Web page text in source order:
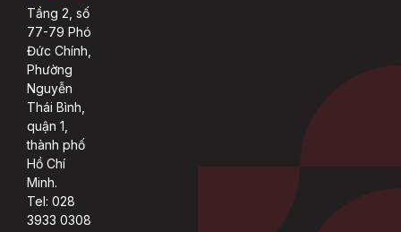
Tầng 2, số
77-79 Phó
Đức Chính,
Phường
Nguyễn
Thái Bình,
quận 1,
thành phố
Hồ Chí
Minh.
Tel: 028
3933 0308